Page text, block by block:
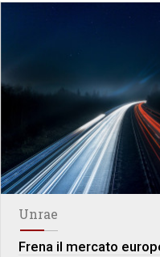
Unrae
Frena il mercato